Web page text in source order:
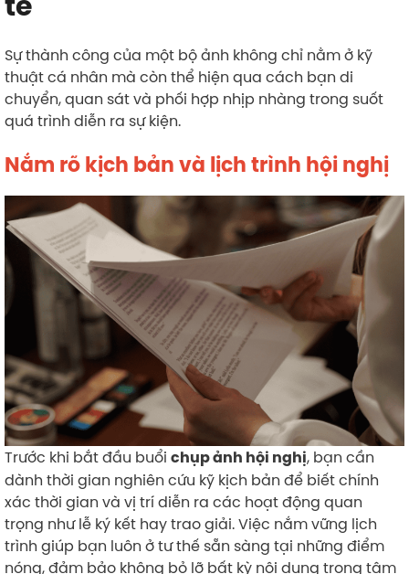
Sự thành công của một bộ ảnh không chỉ nằm ở kỹ
thuật cá nhân mà còn thể hiện qua cách bạn di
chuyển, quan sát và phối hợp nhịp nhàng trong suốt
quá trình diễn ra sự kiện.
Nắm rõ kịch bản và lịch trình hội nghị
Trước khi bắt đầu buổi chụp ảnh hội nghị, bạn cần
dành thời gian nghiên cứu kỹ kịch bản để biết chính
xác thời gian và vị trí diễn ra các hoạt động quan
trọng như lễ ký kết hay trao giải. Việc nắm vững lịch
trình giúp bạn luôn ở tư thế sẵn sàng tại những điểm
nóng, đảm bảo không bỏ lỡ bất kỳ nội dung trọng tâm